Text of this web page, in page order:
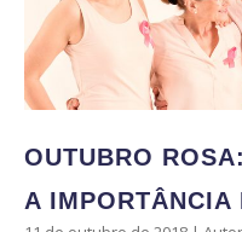
OUTUBRO
A IMPORTÂNCIA